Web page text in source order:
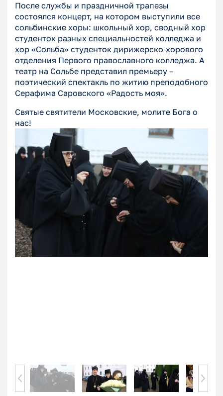
После службы и праздничной трапезы
состоялся концерт, на котором выступили все
сольбинские хоры: школьный хор, сводный хор
студенток разных специальностей колледжа и
хор «Сольба» студенток дирижерско-хорового
отделения Первого православного колледжа. А
театр на Сольбе представил премьеру –
поэтический спектакль по житию преподобного
Серафима Саровского «Радость моя».
Святые святители Московские, молите Бога о
нас!